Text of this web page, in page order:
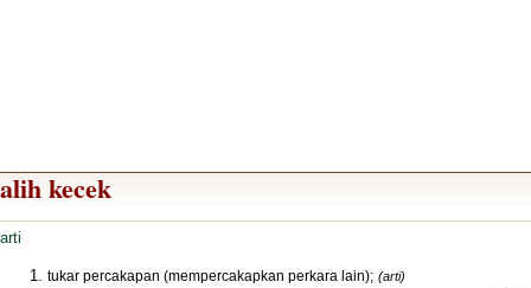
alih kecek
arti
tukar percakapan (mempercakapkan perkara lain); (arti)